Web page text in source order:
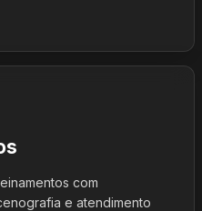
com
e atendimento